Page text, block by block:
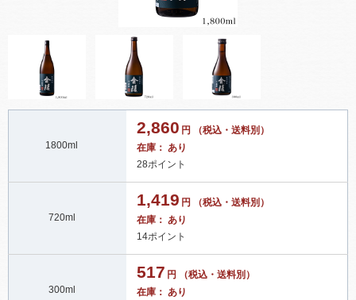
1800ml
2,860 円 （税込・送料別）
在庫： あり
28ポイント
720ml
1,419 円 （税込・送料別）
在庫： あり
14ポイント
300ml
517 円 （税込・送料別）
在庫： あり